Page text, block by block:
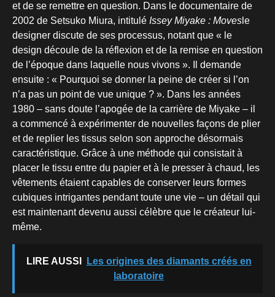
et de se remettre en question. Dans le documentaire de
2002 de Setsuko Miura, intitulé Issey Miyake : Moves le
designer discute de ses processus, notant que « le
design découle de la réflexion et de la remise en question
de l’époque dans laquelle nous vivons ». Il demande
ensuite : « Pourquoi se donner la peine de créer si l’on
n’a pas un point de vue unique ? ». Dans les années
1980 – sans doute l’apogée de la carrière de Miyake – il
a commencé à expérimenter de nouvelles façons de plier
et de replier les tissus selon son approche désormais
caractéristique. Grâce à une méthode qui consistait à
placer le tissu entre du papier et à le presser à chaud, les
vêtements étaient capables de conserver leurs formes
cubiques intrigantes pendant toute une vie – un détail qui
est maintenant devenu aussi célèbre que le créateur lui-
même.
LIRE AUSSI
Les origines des diamants créés en
laboratoire